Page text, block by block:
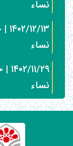
نساء
نساء
نساء